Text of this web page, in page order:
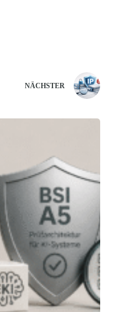
NÄCHSTER